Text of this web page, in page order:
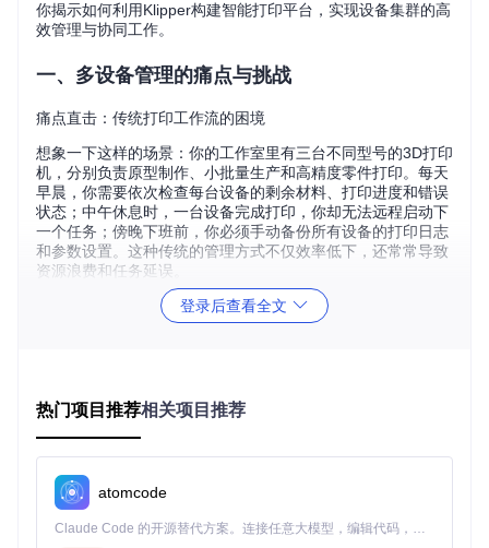
你揭示如何利用Klipper构建智能打印平台，实现设备集群的高
效管理与协同工作。
一、多设备管理的痛点与挑战
痛点直击：传统打印工作流的困境
想象一下这样的场景：你的工作室里有三台不同型号的3D打印
机，分别负责原型制作、小批量生产和高精度零件打印。每天
早晨，你需要依次检查每台设备的剩余材料、打印进度和错误
状态；中午休息时，一台设备完成打印，你却无法远程启动下
一个任务；傍晚下班前，你必须手动备份所有设备的打印日志
和参数设置。这种传统的管理方式不仅效率低下，还常常导致
资源浪费和任务延误。
具体来说，多设备管理面临三大核心挑战：设备互联困难、状
态监控繁琐、任务调度混乱。当设备数量超过3台时，这些问
采用Klipper智能管理平台后，你将获得显著的效益提升：设备
利用率提高40%以上，打印任务响应时间缩短60%，人工干预
减少75%。更重要的是，系统能够自动优化任务分配，平衡各
设备负载，确保关键任务优先处理，从而大幅提升整体生产效
率。
登录后查看全文
热门项目推荐相关项目推荐
atomcode
Claude Code 的开源替代方案。连接任意大模型，编辑代码，运行命令，自动验证 — 全自动执行。用 Rust 构建，极致性能。 ｜ An open-source alternative to Claude Code. Connect any LLM, edit code, run commands, and verify changes — autonomously. Built in Rust for speed. Get Started